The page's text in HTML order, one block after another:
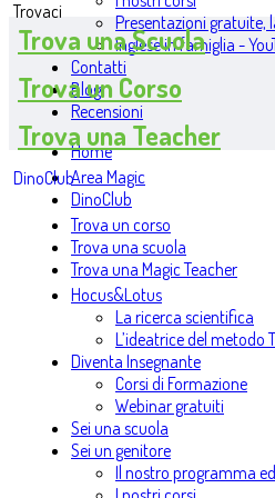
Presentazioni gratuite,
Inglese in famiglia -
Contatti
Blog
Recensioni
Home
Area Magic
DinoClub
Trova un corso
Trova una scuola
Trova una Magic Teacher
Hocus&Lotus
La ricerca scientifica
L’ideatrice del metodo
Diventa Insegnante
Corsi di Formazione
Webinar gratuiti
Sei una scuola
Sei un genitore
Il nostro programma
Trovaci
Trova una Scuola
Trova un Corso
Trova una Teacher
DinoClub